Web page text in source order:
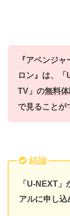
『アベンジ
ロン』 は、
TV 」 の無料
で見ることが
結論
「U-NEXT
アルに申し込